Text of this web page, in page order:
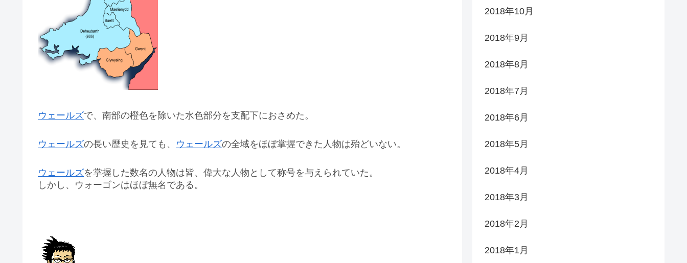
ウェールズで、南部の橙色を除いた水色部分を支配下におさめた。
ウェールズの長い歴史を見ても、 ウェールズの全域をほぼ掌握できた人物は殆どいない。
ウェールズを掌握した数名の人物は皆、偉大な人物として称号を与えられていた。
しかし、ウォーゴンはほぼ無名である。
2018年10月
2018年9月
2018年8月
2018年7月
2018年6月
2018年5月
2018年4月
2018年3月
2018年2月
2018年1月